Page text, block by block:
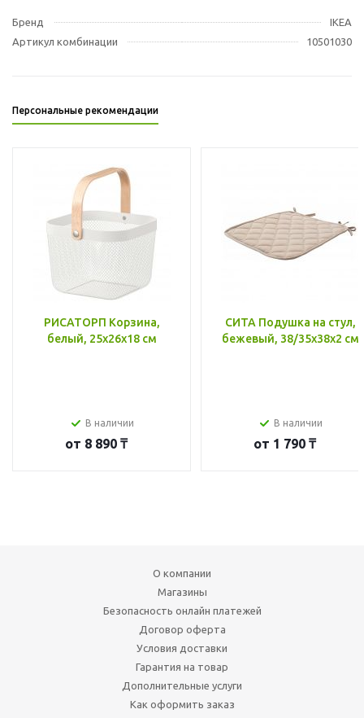
Бренд
IKEA
Артикул комбинации
10501030
Персональные рекомендации
РИСАТОРП Корзина,
белый, 25x26x18 см
В наличии
от 8 890 ₸
СИТА Подушка на стул,
бежевый, 38/35x38x2 см
В наличии
от 1 790 ₸
О компании
Магазины
Безопасность онлайн платежей
Договор оферта
Условия доставки
Гарантия на товар
Дополнительные услуги
Как оформить заказ